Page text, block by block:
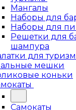
Мангалы
Наборы для
Наборы для
Решетки для
шампура
для
мешки
коньки
Самокаты